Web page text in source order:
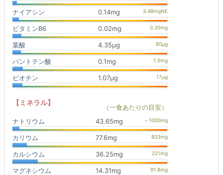
ナイアシン 0.14mg
ビタミンB6 0.02mg
葉酸 4.35μg
パントテン酸 0.1mg
ビオチン 1.07μg
【ミネラル】
（一食あたりの目安）
ナトリウム
43.65mg
カリウム 77.6mg
カルシウム 36.25mg
マグネシウム 14.31mg